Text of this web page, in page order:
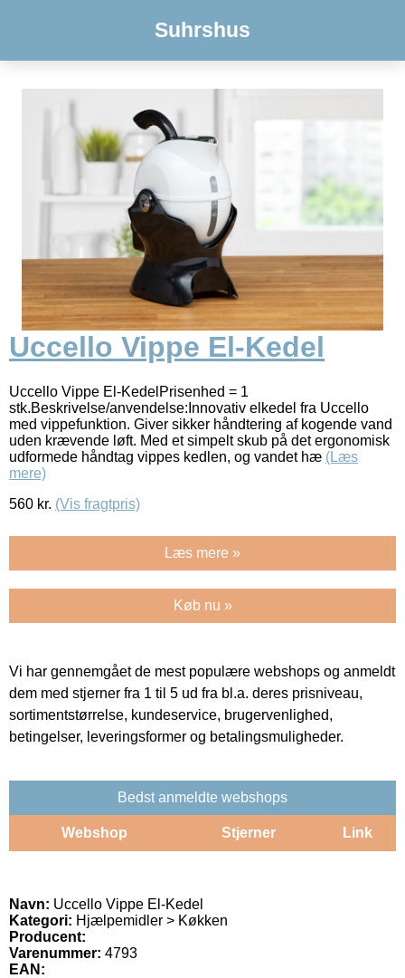
Suhrshus
Uccello Vippe El-Kedel
Uccello Vippe El-KedelPrisenhed = 1
stk.Beskrivelse/anvendelse:Innovativ elkedel fra Uccello
med vippefunktion. Giver sikker håndtering af kogende vand
uden krævende løft. Med et simpelt skub på det ergonomisk
udformede håndtag vippes kedlen, og vandet hæ (Læs
mere)
560 kr. (Vis fragtpris)
Læs mere »
Køb nu »
Vi har gennemgået de mest populære webshops og anmeldt
dem med stjerner fra 1 til 5 ud fra bl.a. deres prisniveau,
sortimentstørrelse, kundeservice, brugervenlighed,
betingelser, leveringsformer og betalingsmuligheder.
Bedst anmeldte webshops
Webshop Stjerner Link
Navn: Uccello Vippe El-Kedel
Kategori: Hjælpemidler > Køkken
Producent:
Varenummer: 4793
EAN: